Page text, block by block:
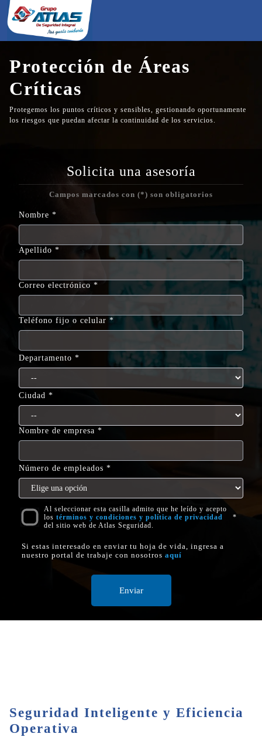
Protección de Áreas
Críticas​
Protegemos los puntos críticos y sensibles, gestionando oportunamente
los riesgos que puedan afectar la continuidad de los servicios.​​
Solicita una asesoría
Campos marcados con (*) son obligatorios
Nombre
Apellido
Correo electrónico
Teléfono fijo o celular
Departamento
Ciudad
Nombre de empresa
Número de empleados
Al seleccionar esta casilla admito que he leído y acepto
lostérminos y condiciones y política de privacidad
del sitio web de Atlas Seguridad.
Si estas interesado en enviar tu hoja de vida, ingresa a
nuestro portal de trabaje con nosotros aquí
Seguridad Inteligente y Eficiencia
Operativa
Ahora recibirás todas nuestras